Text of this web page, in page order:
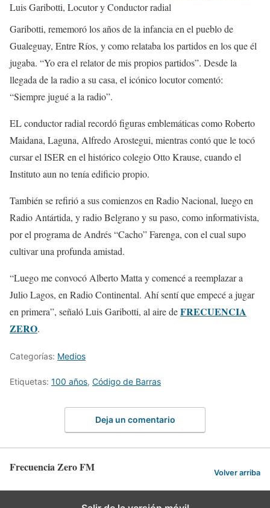
Luis Garibotti, Locutor y Conductor radial
Garibotti, rememoró los años de la infancia en el pueblo de
Gualeguay, Entre Ríos, y como relataba los partidos en los que él
jugaba. “Yo era el relator de mis propios partidos”. Desde la
llegada de la radio a su casa, el icónico locutor comentó:
“Siempre jugué a la radio”.
EL conductor radial recordó figuras emblemáticas como Roberto
Maidana, Laguna, Alfredo Arostegui, mientras contó que le tocó
cursar el ISER en el histórico colegio Otto Krause, cuando el
Instituto aun no tenía edificio propio.
También se refirió a sus comienzos en Radio Nacional, luego en
Radio Antártida, y radio Belgrano y su paso, como informativista,
por el programa de Andrés “Cacho” Farenga, con el cual supo
cultivar una profunda amistad.
“Luego me convocó Alberto Matta y comencé a reemplazar a
Julio Lagos, en Radio Continental. Ahí sentí que empecé a jugar
en primera”, señaló Luis Garibotti, al aire deFRECUENCIA
ZERO.
Categorías: Medios
Etiquetas: 100 años, Código de Barras
Deja un comentario
Frecuencia Zero FM Volver arriba